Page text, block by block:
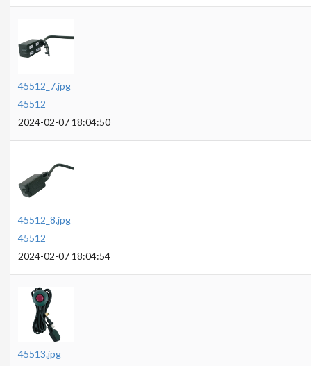
45512_7.jpg
45512
2024-02-07 18:04:50
45512_8.jpg
45512
2024-02-07 18:04:54
45513.jpg